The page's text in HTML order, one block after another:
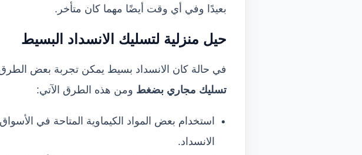
بعيدًا وفي أي وقت أيضًا مهما كان متأخر.
حيل منزلية لتسليك الانسداد البسيط
في حالة كان الانسداد بسيط يمكن تجربة بعض الطرق
تسليك مجاري بضغط ومن هذه الطرق الآتي:
استخدام بعض المواد الكيماوية المتاحة في
الانسداد.